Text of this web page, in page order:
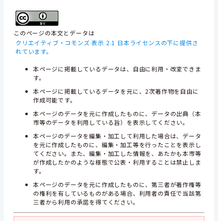
このページの本文とデータは
クリエイティブ・コモンズ 表示 2.1 日本ライセンスの下に提供さ
れています。
本ページに掲載しているデータは、自由に利用・改変できま
す。
本ページに掲載しているデータを元に、2次著作物を自由に
作成可能です。
本ページのデータを元に作成したものに、データの出典（本
市等のデータを利用している旨）を表示してください。
本ページのデータを編集・加工して利用した場合は、データ
を元に作成したものに、編集・加工等を行ったことを表示し
てください。また、編集・加工した情報を、あたかも本市等
が作成したかのような様態で公表・利用することは禁止しま
す。
本ページのデータを元に作成したものに、第三者が著作権等
の権利を有しているものがある場合、利用者の責任で当該第
三者から利用の承諾を得てください。